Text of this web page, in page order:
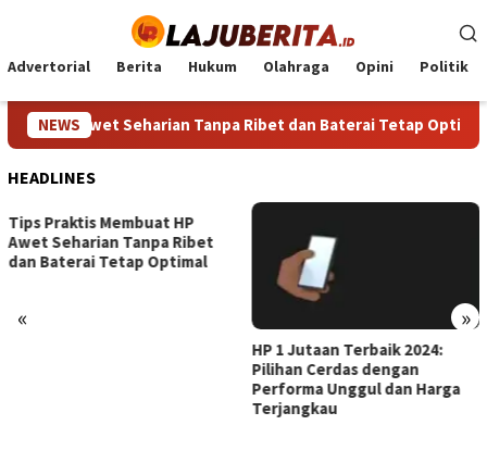
konten
Advertorial Berita Hukum Olahraga Opini Politik
NEWS
HP Awet Seharian Tanpa Ribet dan Baterai Tetap Optimal
HEADLINES
« »
Tips Praktis Membuat HP
Awet Seharian Tanpa Ribet
dan Baterai Tetap Optimal
HP 1 Jutaan Terbaik 2024:
Pilihan Cerdas dengan
Performa Unggul dan Harga
Terjangkau